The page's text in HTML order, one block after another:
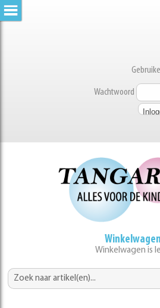
Wachtwoord
Winkelwagen
Winkelwagen is